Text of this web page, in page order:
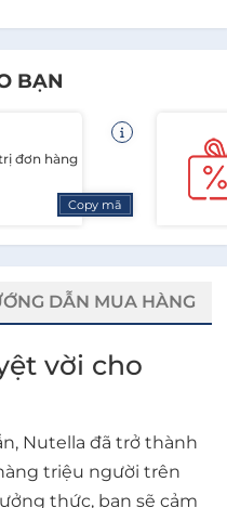
BẠN
đơn hàng
Copy mã
DẪN MUA HÀNG
vời cho
Nutella đã trở thành
triệu người trên
thức, bạn sẽ cảm